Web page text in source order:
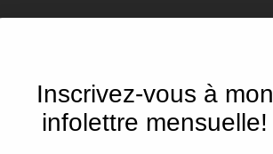
Inscrivez-vous à mon
infolettre mensuelle!